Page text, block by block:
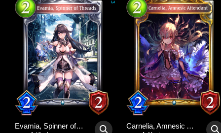
3
Evamia, Spinner of Threads Carnelia, Amnesic Attendant